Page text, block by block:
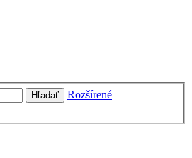
Hľadať
Rozšírené